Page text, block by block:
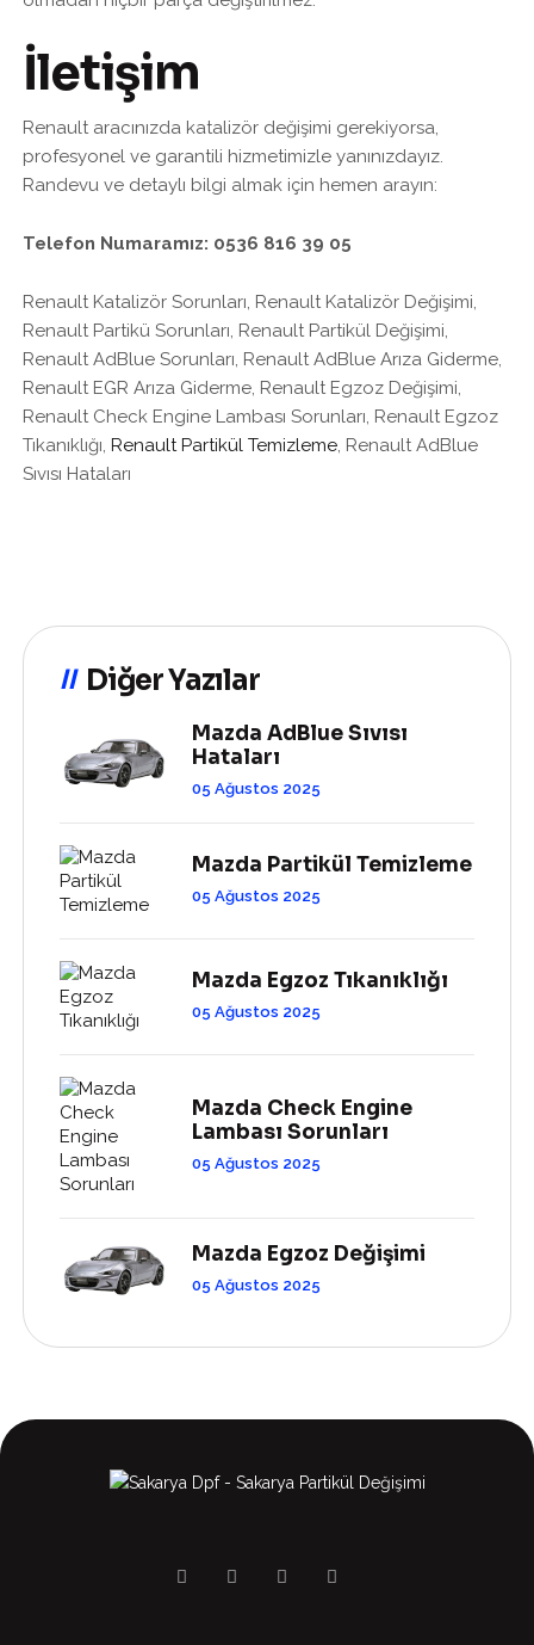
İletişim
Renault aracınızda katalizör değişimi gerekiyorsa,
profesyonel ve garantili hizmetimizle yanınızdayız.
Randevu ve detaylı bilgi almak için hemen arayın:
Telefon Numaramız: 0536 816 39 05
Renault Katalizör Sorunları, Renault Katalizör Değişimi,
Renault Partikü Sorunları, Renault Partikül Değişimi,
Renault AdBlue Sorunları, Renault AdBlue Arıza Giderme,
Renault EGR Arıza Giderme, Renault Egzoz Değişimi,
Renault Check Engine Lambası Sorunları, Renault Egzoz
Tıkanıklığı,Renault Partikül Temizleme, Renault AdBlue
Sıvısı Hataları
Diğer Yazılar
Mazda AdBlue Sıvısı
Hataları
05 Ağustos 2025
Mazda Partikül Temizleme
05 Ağustos 2025
Mazda Egzoz Tıkanıklığı
05 Ağustos 2025
Mazda Check Engine
Lambası Sorunları
05 Ağustos 2025
Mazda Egzoz Değişimi
05 Ağustos 2025